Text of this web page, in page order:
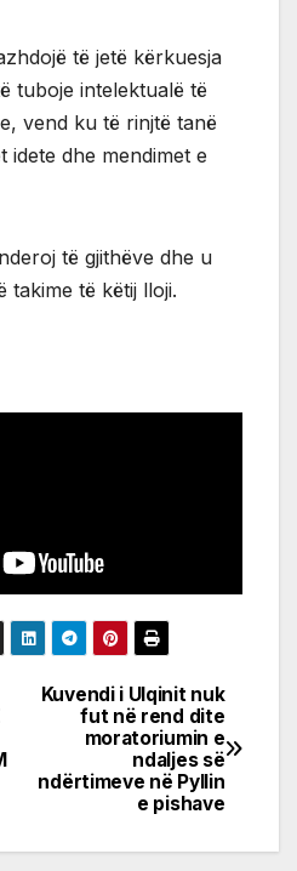
të jetë kërkuesja
tuboje intelektualë të
vend ku të rinjtë tanë
idete dhe mendimet e
të gjithëve dhe u
takime të këtij lloji.
Kuvendi i Ulqinit nuk
fut në rend dite
moratoriumin e
ndaljes së
ndërtimeve në Pyllin
e pishave